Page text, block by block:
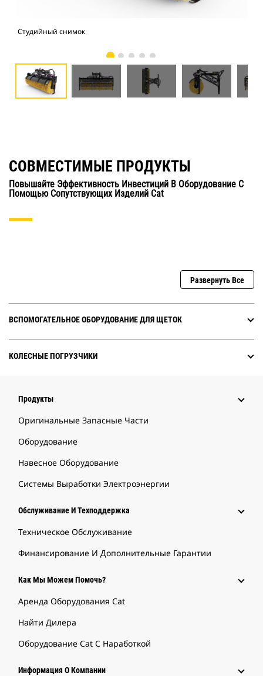
Студийный снимок
СОВМЕСТИМЫЕ ПРОДУКТЫ
Повышайте Эффективность Инвестиций В Оборудование С
Помощью Сопутствующих Изделий Cat
Развернуть Все
ВСПОМОГАТЕЛЬНОЕ ОБОРУДОВАНИЕ ДЛЯ ЩЕТОК
КОЛЕСНЫЕ ПОГРУЗЧИКИ
Продукты
Оригинальные Запасные Части
Оборудование
Навесное Оборудование
Системы Выработки Электроэнергии
Обслуживание И Техподдержка
Техническое Обслуживание
Финансирование И Дополнительные Гарантии
Как Мы Можем Помочь?
Аренда Оборудования Cat
Найти Дилера
Оборудование Cat С Наработкой
Информация О Компании